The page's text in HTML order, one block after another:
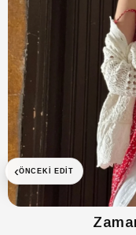
‹ÖNCEKI EDIT